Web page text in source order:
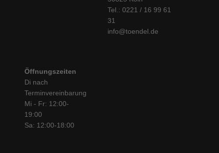
Tel.: 0221 / 16 99 61
31
info@toendel.de
Öffnungszeiten
Di nach
Terminvereinbarung
Mi - Fr: 12:00-
19:00
Sa: 12:00-18:00